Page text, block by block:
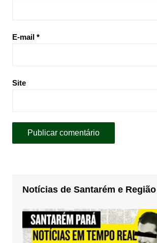
E-mail *
Site
Notícias de Santarém e Região